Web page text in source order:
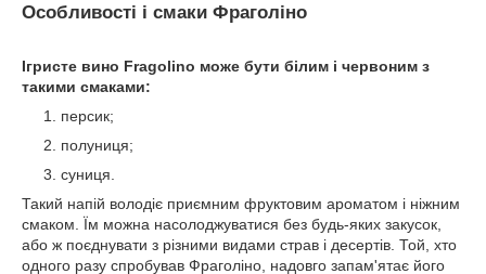
Особливості і смаки Фраголіно
Ігристе вино Fragolino може бути білим і червоним з
такими смаками:
персик;
полуниця;
суниця.
Такий напій володіє приємним фруктовим ароматом і ніжним
смаком. Їм можна насолоджуватися без будь-яких закусок,
або ж поєднувати з різними видами страв і десертів. Той, хто
одного разу спробував Фраголіно, надовго запам'ятає його